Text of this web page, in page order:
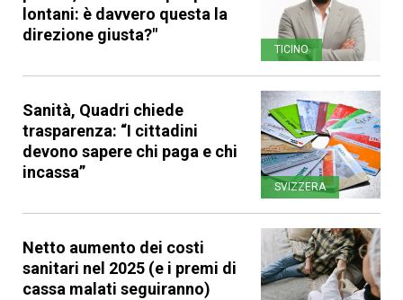
lontani: è davvero questa la
direzione giusta?"
TICINO
Sanità, Quadri chiede
trasparenza: “I cittadini
devono sapere chi paga e chi
incassa”
SVIZZERA
Netto aumento dei costi
sanitari nel 2025 (e i premi di
cassa malati seguiranno)